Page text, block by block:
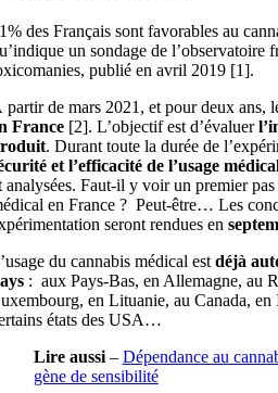
des Français sont favorables au
un sondage de l’observatoire
publié en avril 2019 [1].
partir de mars 2021, et pour deux ans,
France[2]. L’objectif est d’évaluer
. Durant toute la durée de
et l’efficacité de l’usage
analysées. Faut-il y voir un premier
en France ? Peut-être… Les
seront rendues en
du cannabis médical est déjà
: aux Pays-Bas, en Allemagne, au
en Lituanie, au Canada,
états des USA…
Lire aussi– Dépendance au
gène de sensibilité